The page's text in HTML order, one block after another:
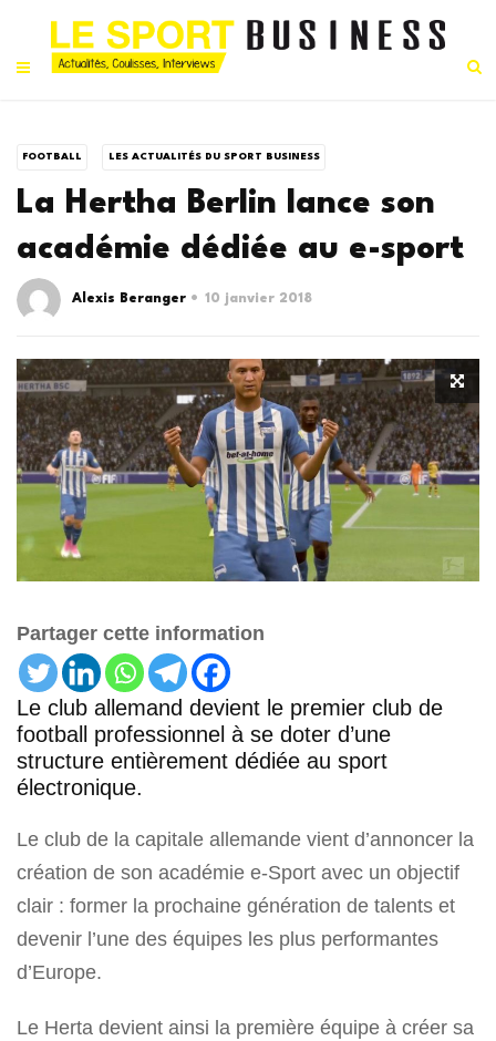
FOOTBALL LES ACTUALITÉS DU SPORT BUSINESS
La Hertha Berlin lance son
académie dédiée au e-sport
Alexis Beranger 10 janvier 2018
Partager cette information
Le club allemand devient le premier club de
football professionnel à se doter d’une
structure entièrement dédiée au sport
électronique.
Le club de la capitale allemande vient d’annoncer la
création de son académie e-Sport avec un objectif
clair : former la prochaine génération de talents et
devenir l’une des équipes les plus performantes
d’Europe.
Le Herta devient ainsi la première équipe à créer sa